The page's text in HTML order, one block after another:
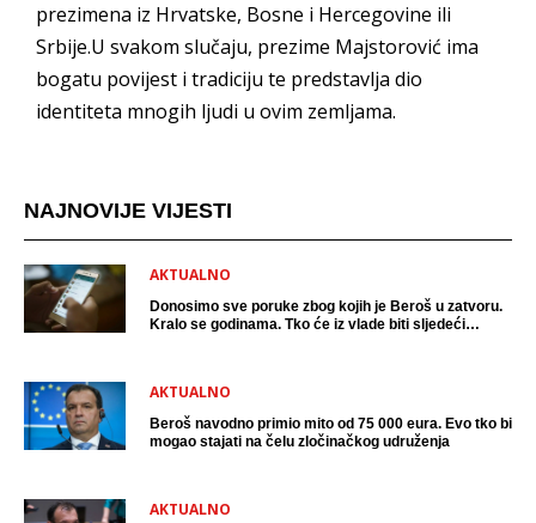
prezimena iz Hrvatske, Bosne i Hercegovine ili
Srbije.U svakom slučaju, prezime Majstorović ima
bogatu povijest i tradiciju te predstavlja dio
identiteta mnogih ljudi u ovim zemljama.
NAJNOVIJE VIJESTI
AKTUALNO
Donosimo sve poruke zbog kojih je Beroš u zatvoru.
Kralo se godinama. Tko će iz vlade biti sljedeći
AKTUALNO
Beroš navodno primio mito od 75 000 eura. Evo tko bi
mogao stajati na čelu zločinačkog udruženja
AKTUALNO